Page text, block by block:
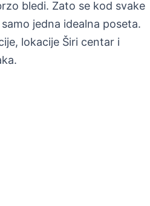
bledi. Zato se kod svake
jedna idealna poseta.
lokacije Širi centar i